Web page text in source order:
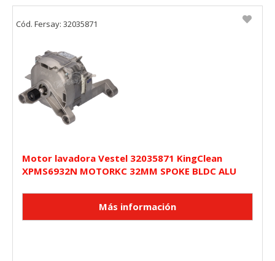
Motor lavadora Vestel 32035871 KingClean
XPMS6932N MOTORKC 32MM SPOKE BLDC ALU
Cód. Fersay: 32035871_utma,_utmb,_utmc,_utmz,_utmt,_utmz,_atuvc,_atuvs, _ga,
Cookies dirigidas
Estas cookies pueden ser establecidas a través de nuestro
sitio por nuestros socios publicitarios. Pueden ser
utilizadas por esas empresas para crear un perfil de sus
intereses y mostrarle anuncios relevantes en otros sitios.
No almacenan directamente información personal, sino
Cookies Utilizadas:
_evAd, _evCoupon, _evSubscription, _evPromt
GUARDAR CONFIGURACIÓN